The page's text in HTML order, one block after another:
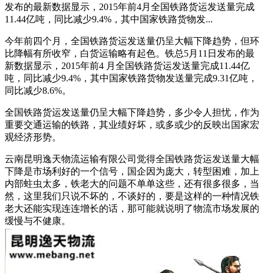
发布的最新数据显示，2015年前4月全国铁路货运发送量完成
11.44亿吨，同比减少9.4%，其中国家铁路货物发...
今年前四个月，全国铁路货运发送量仍呈大幅下降趋势，但环
比降幅有所收窄，白货运输略有起色。铁总5月11日发布的最
新数据显示，2015年前4 月全国铁路货运发送量完成11.44亿
吨，同比减少9.4%，其中国家铁路货物发送量完成9.31亿吨，
同比减少8.6%。
全国铁路货运发送量仍呈大幅下降趋势，多少令人担忧，作为
重要交通运输的铁路，其业绩好坏，或多或少的反映出国家宏
观经济形势。
云南昆明逸天物流运输有限公司觉得全国铁路货运发送量大幅
下降是市场利好的一个信号，国企因为庞大，转型困难，加上
内部蛀虫太多，铁老大的问题不单单这些，还有很多很多，当
然，这里我们只说不坏的，不谈好的，要是这样的一种情况铁
老大还能实现连连增长的话，那可能就说明了物流市场发展的
缓慢与不健康。